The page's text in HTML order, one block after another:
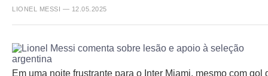
LIONEL MESSI — 12.05.2025
Em uma noite frustrante para o Inter Miami, mesmo com gol